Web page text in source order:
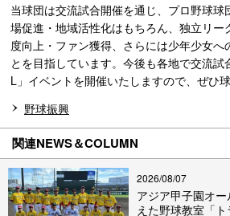
当球団は交流試合開催を通じ、プロ野球
場促進・地域活性化はもちろん、独立リー
度向上・ファン獲得、さらには少年少女へ
とを目指しています。今後も各地で交流試
L」イベントを開催いたしますので、ぜひ
野球振興
関連NEWS＆COLUMN
2026/08/07
アジア甲子園オ
えた野球教室「